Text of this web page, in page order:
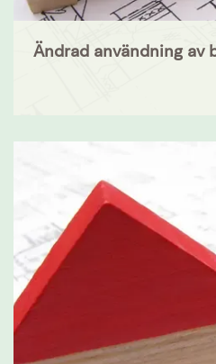
Ändrad användning av